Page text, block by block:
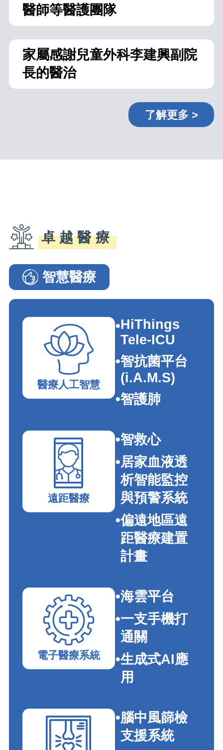
醫師等醫護團隊
家屬感謝兒童外科李建興副院
長的醫治
了解更多 >
卓越醫療
智慧醫療
智慧醫療�G���e�_�I
醫療人工智慧
HiThings
Tele-ICU
智抗菌平台
(i.A.M.S)
智護肺
遠距醫療
智救心
居家血液透
析智能監控
與預警系統
偏遠地區遠
距醫療建置
計畫
電子醫療系統
海雲平台
一支手機打
通關
生成式AI應
用
腦中風篩檢
支援系統